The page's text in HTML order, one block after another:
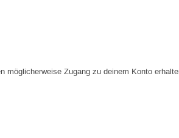
möglicherweise Zugang zu deinem Konto